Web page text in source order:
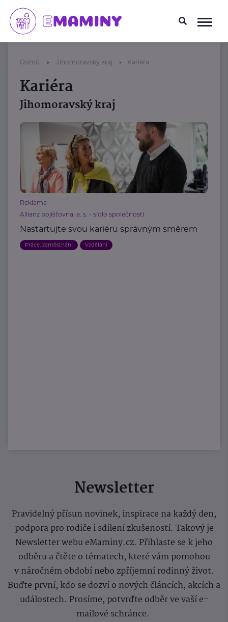
Domů Jihomoravský kraj Kariéra
Kariéra
Jihomoravský kraj
Reklama
Allianz pojišťovna, a. s. - sídlo společnosti
Nastartujte svou kariéru správným směrem
Práce, zaměstnání Vzdělání
Newsletter
Pravidelný přísun novinek, inspirace na každý den,
podpora pro rodiče i sdílení zkušeností. Takový je
Newsletter webu eMaminy.cz. Přihlaste se k jeho
odběru a čtěte o tématech, které vám pomohou
v náročném období nebo zpříjemní rodinný život.
Buďte první, kdo se dozví o nových článcích, akcích a
událostech. Prosíme, potvrďte odběr ve vaší e-
mailové schránce.